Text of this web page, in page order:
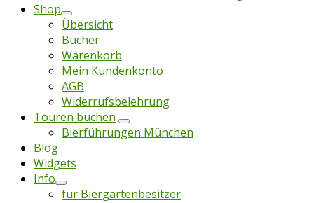
Shop
Übersicht
Bücher
Warenkorb
Mein Kundenkonto
AGB
Widerrufsbelehrung
Touren buchen
Bierführungen München
Blog
Widgets
Info
für Biergartenbesitzer